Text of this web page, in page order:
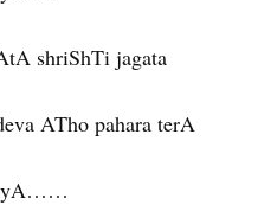
shriShTi jagata
ATho pahara terA